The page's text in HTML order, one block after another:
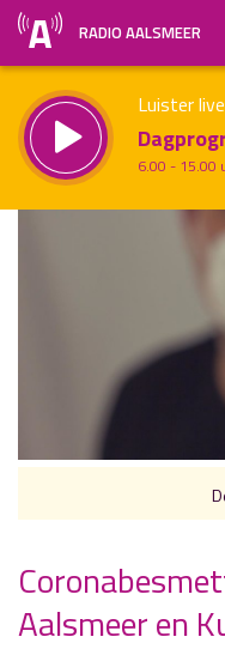
RADIO AALSMEER
Luister
6.00 - 15.00
» Volgend nieuwsbericht
Wethouder Kikkert
Taalakkoord
Aalsmeer en